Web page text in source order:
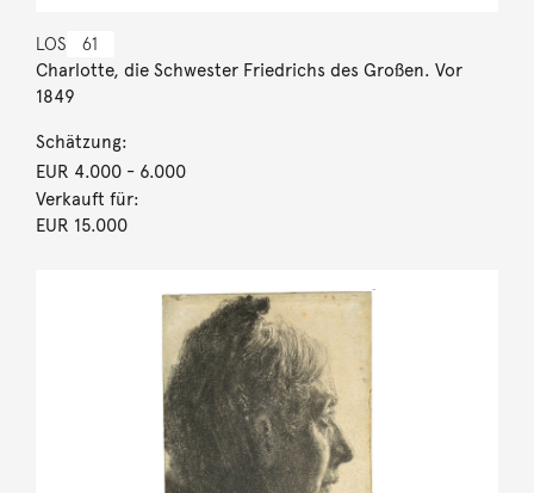
LOS 61
Charlotte, die Schwester Friedrichs des Großen. Vor
1849
Schätzung:
EUR 4.000- 6.000
Verkauft für:
EUR 15.000